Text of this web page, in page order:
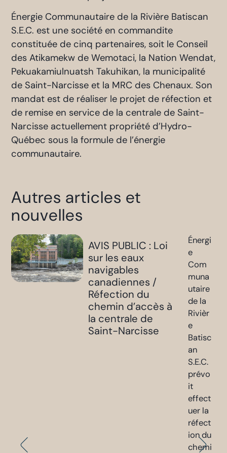
Énergie Communautaire de la Rivière Batiscan
S.E.C. est une société en commandite
constituée de cinq partenaires, soit le Conseil
des Atikamekw de Wemotaci, la Nation Wendat,
Pekuakamiulnuatsh Takuhikan, la municipalité
de Saint-Narcisse et la MRC des Chenaux. Son
mandat est de réaliser le projet de réfection et
de remise en service de la centrale de Saint-
Narcisse actuellement propriété d’Hydro-
Québec sous la formule de l’énergie
communautaire.
Autres articles et
nouvelles
AVIS PUBLIC : Loi
sur les eaux
navigables
canadiennes /
Réfection du
chemin d’accès à
la centrale de
Saint-Narcisse
Énergi
e
Com
muna
utaire
de la
Rivièr
e
Batisc
an
S.E.C.
prévo
it
effect
uer la
réfect
ion du
chemi